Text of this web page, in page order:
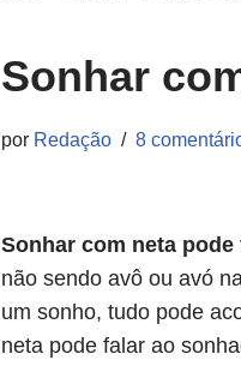
Sonhar
por Redação 8
Sonhar com neta
não sendo avô ou avó
um sonho, tudo pode
neta pode falar ao